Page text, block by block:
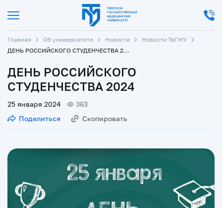
Главная Об университете Новости
Новости ТвГМУ
ДЕНЬ РОССИЙСКОГО СТУДЕНЧЕСТВА 2024
ДЕНЬ РОССИЙСКОГО
СТУДЕНЧЕСТВА 2024
25 января 2024
363
Поделиться
Скопировать